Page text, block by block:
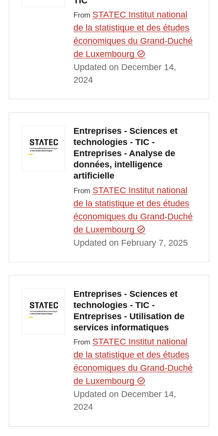
From STATEC Institut national
de la statistique et des études
économiques du Grand-Duché
de Luxembourg
Updated on December 14,
2024
Entreprises - Sciences et
technologies - TIC -
Entreprises - Analyse de
données, intelligence
artificielle
From STATEC Institut national
de la statistique et des études
économiques du Grand-Duché
de Luxembourg
Updated on February 7, 2025
Entreprises - Sciences et
technologies - TIC -
Entreprises - Utilisation de
services informatiques
From STATEC Institut national
de la statistique et des études
économiques du Grand-Duché
de Luxembourg
Updated on December 14,
2024